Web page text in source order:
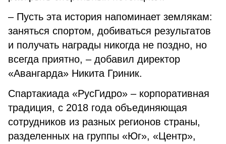
– Пусть эта история напоминает землякам:
заняться спортом, добиваться результатов
и получать награды никогда не поздно, но
всегда приятно, – добавил директор
«Авангарда» Никита Гриник.
Спартакиада «РусГидро» – корпоративная
традиция, с 2018 года объединяющая
сотрудников из разных регионов страны,
разделенных на группы «Юг», «Центр»,